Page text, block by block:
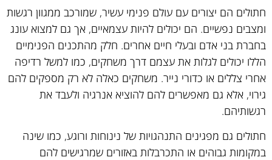
חתולים הם יצורים עם עולם פנימי עשיר, שמורכב ממגוון רגשות
ומצבים נפשיים. הם יכולים להיות עצמאיים, אך גם למצוא עונג
בחברת בני אדם ובעלי חיים אחרים. חלק מהתכנים הפנימיים
הללו יכולים לגלות את עצמם דרך משחקים, כמו למשל רדיפה
אחרי צללים או כדורי נייר. משחקים כאלה לא רק מספקים להם
גירוי, אלא גם מאפשרים להם להוציא אנרגיה ולעבד את
רגשותיהם.
חתולים גם מפגינים התנהגויות של נינוחות ורוגע, כמו שינה
במקומות גבוהים או התכרבלות באזורים שמרגישים להם